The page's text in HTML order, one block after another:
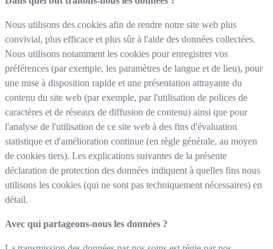
Nous utilisons des cookies afin de rendre notre site web plus
convivial, plus efficace et plus sûr à l'aide des données collectées.
Nous utilisons notamment les cookies pour enregistrer vos
préférences (par exemple, les paramètres de langue et de lieu), pour
une mise à disposition rapide et une présentation attrayante du
contenu du site web (par exemple, par l'utilisation de polices de
caractères et de réseaux de diffusion de contenu) ainsi que pour
l'analyse de l'utilisation de ce site web à des fins d'évaluation
statistique et d'amélioration continue (en règle générale, au moyen
de cookies tiers). Les explications suivantes de la présente
déclaration de protection des données indiquent à quelles fins nous
utilisons les cookies (qui ne sont pas techniquement nécessaires) en
détail.
Avec qui partageons-nous les données ?